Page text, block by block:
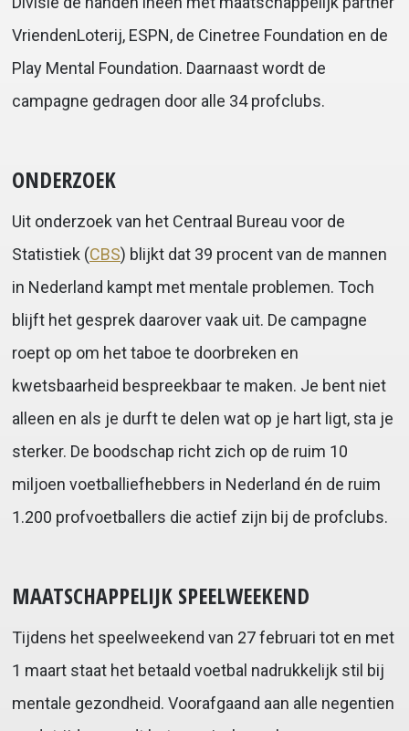
VriendenLoterij, ESPN, de Cinetree Foundation en de
Play Mental Foundation. Daarnaast wordt de
campagne gedragen door alle 34 profclubs.
ONDERZOEK
Uit onderzoek van het Centraal Bureau voor de
Statistiek (CBS) blijkt dat 39 procent van de mannen
in Nederland kampt met mentale problemen. Toch
blijft het gesprek daarover vaak uit. De campagne
roept op om het taboe te doorbreken en
kwetsbaarheid bespreekbaar te maken. Je bent niet
alleen en als je durft te delen wat op je hart ligt, sta je
sterker. De boodschap richt zich op de ruim 10
miljoen voetballiefhebbers in Nederland én de ruim
1.200 profvoetballers die actief zijn bij de profclubs.
MAATSCHAPPELIJK SPEELWEEKEND
Tijdens het speelweekend van 27 februari tot en met
1 maart staat het betaald voetbal nadrukkelijk stil bij
mentale gezondheid. Voorafgaand aan alle negentien